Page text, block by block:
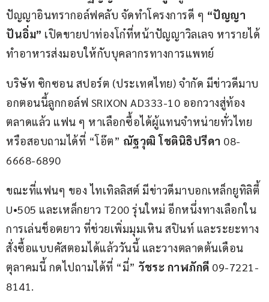
ปัญญาอินทรากอล์ฟคลับ จัดทำโครงการดี ๆ “ปัญญา
ปันอิ่ม” เปิดขายปาท่องโก๋ที่หน้าปัญญาวิลเลจ หารายได้
ทำอาหารส่งมอบให้กับบุคลากรทางการแพทย์
บริษัท ซิกซอน สปอร์ต (ประเทศไทย) จำกัด มีข่าวดีมาบ
อกตอนนี้ลูกกอล์ฟ SRIXON AD333-10 ออกวางสู่ท้อง
ตลาดแล้ว แฟน ๆ หาเลือกซื้อได้ผู้แทนจำหน่ายทั่วไทย
หรือสอบถามได้ที่ “โอ๊ต” ณัฐวุฒิ โชตินิธิปรีดา 08-
6668-6890
ขณะที่แฟนๆ ของ ไทเทิลลิสต์ มีข่าวดีมาบอกเหล็กยูทิลิตี้
U•505 และเหล็กยาว T200 รุ่นใหม่ อีกหนึ่งทางเลือกใน
การเล่นช็อตยาว ที่ช่วยเพิ่มมุมเหิน สปินท์ และระยะทาง
สั่งซื้อแบบคัสตอมได้แล้ววันนี้ และวางตลาดต้นเดือน
ตุลาคมนี้ กดไปถามได้ที่ “มี่” วัชระ กาฬภักดี 09-7221-
8141.